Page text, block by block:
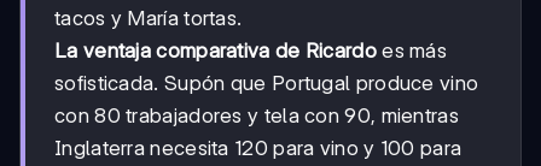
tacos y María tortas.
La ventaja comparativa de Ricardoes más
sofisticada. Supón que Portugal produce vino
con 80 trabajadores y tela con 90, mientras
Inglaterra necesita 120 para vino y 100 para